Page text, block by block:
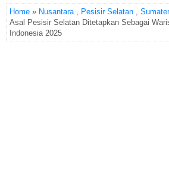
Home » Nusantara, Pesisir Selatan ,
Asal Pesisir Selatan Ditetapkan Sebagai
Indonesia 2025